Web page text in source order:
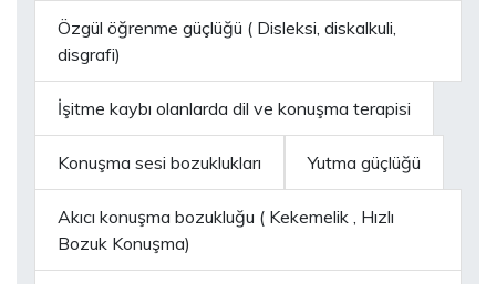
Özgül öğrenme güçlüğü ( Disleksi, diskalkuli,
disgrafi)
İşitme kaybı olanlarda dil ve konuşma terapisi
Konuşma sesi bozuklukları Yutma güçlüğü
Akıcı konuşma bozukluğu ( Kekemelik , Hızlı
Bozuk Konuşma)